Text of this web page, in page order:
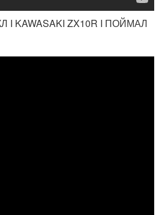
KAWASAKI ZX10R I ПОЙМАЛ